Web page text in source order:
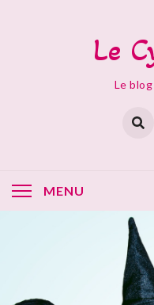
Le
Le
MENU